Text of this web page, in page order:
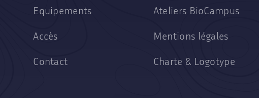
Equipements
Accès
Contact
Ateliers BioCampus
Mentions légales
Charte & Logotype